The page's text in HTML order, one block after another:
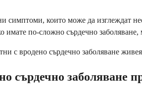
симптоми, които може да изглеждат
имате по-сложно сърдечно
с вродено сърдечно заболяване
сърдечно заболяване